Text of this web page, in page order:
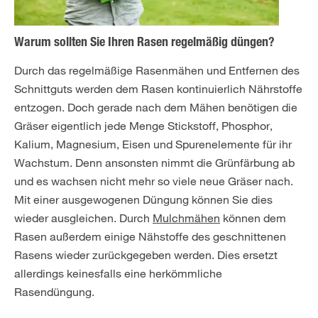
Warum sollten Sie Ihren Rasen regelmäßig düngen?
Durch das regelmäßige Rasenmähen und Entfernen des
Schnittguts werden dem Rasen kontinuierlich Nährstoffe
entzogen. Doch gerade nach dem Mähen benötigen die
Gräser eigentlich jede Menge Stickstoff, Phosphor,
Kalium, Magnesium, Eisen und Spurenelemente für ihr
Wachstum. Denn ansonsten nimmt die Grünfärbung ab
und es wachsen nicht mehr so viele neue Gräser nach.
Mit einer ausgewogenen Düngung können Sie dies
wieder ausgleichen. Durch Mulchmähen können dem
Rasen außerdem einige Nähstoffe des geschnittenen
Rasens wieder zurückgegeben werden. Dies ersetzt
allerdings keinesfalls eine herkömmliche
Rasendüngung.